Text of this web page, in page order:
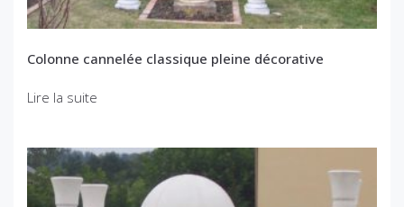
Colonne cannelée classique pleine décorative
Lire la suite